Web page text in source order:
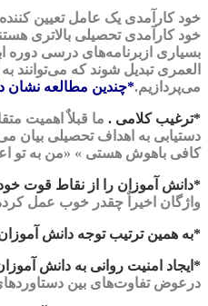
خود کارآمدی یک عامل تعیین
خود کارآمدی تحصیلی بالاتری
بسیاری ازبرنامه‌های درسی دوره
العمری تبدیل شوند که می‌توانند
می‌پردازیم.*چندین مطالعه نشان
*ترغیب کلامی . ما قبلاٌ اهمیت
دستیابی به اهداف تحصیلی بیان
کافی باهوش هستی » «من به تو
*دانش آموزان را از نقاط قوت خود
واژگان اخیراٌ چقدر خوب عمل
*به همین ترتیب توجه دانش
*ایجاد امنیت روانی به دانش
درعوض تفاوت‌های بین